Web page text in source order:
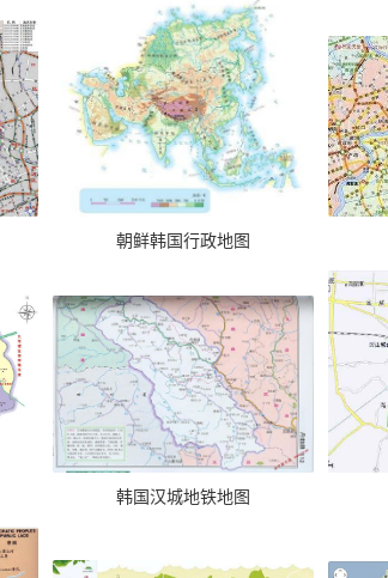
朝鲜韩国行政地图
韩国汉城地铁地图